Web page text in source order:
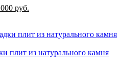
руб.
плит из натурального камня